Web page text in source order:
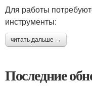
Для работы
инструменты:
читать дальше →
Последние